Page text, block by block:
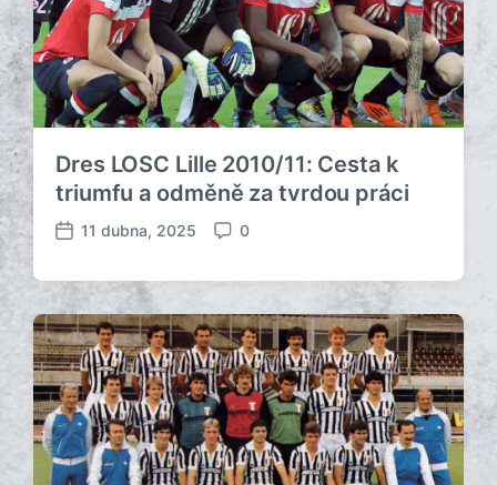
Dres LOSC Lille 2010/11: Cesta k
triumfu a odměně za tvrdou práci
D
u
m
p
ř
í
s
p
ě
11 dubna, 2025
K
e
n
t
á
ř
e
0